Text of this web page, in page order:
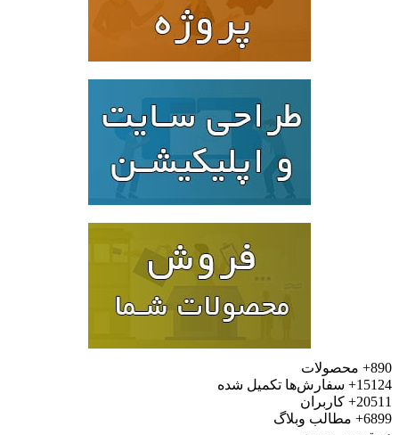
محصولات
سفارش‌ها تکمیل شده
کاربران
مطالب وبلاگ